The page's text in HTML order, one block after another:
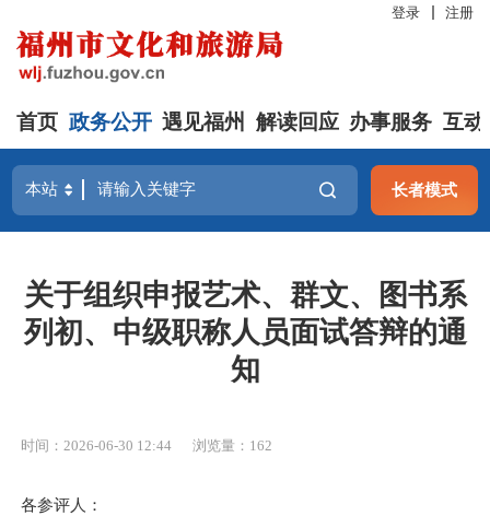
登录 注册
首页 政务公开 遇见福州 解读回应 办事服务 互动
长者模式
关于组织申报艺术、群文、图书系
列初、中级职称人员面试答辩的通
知
时间：2026-06-30 12:44 浏览量：162
各参评人：